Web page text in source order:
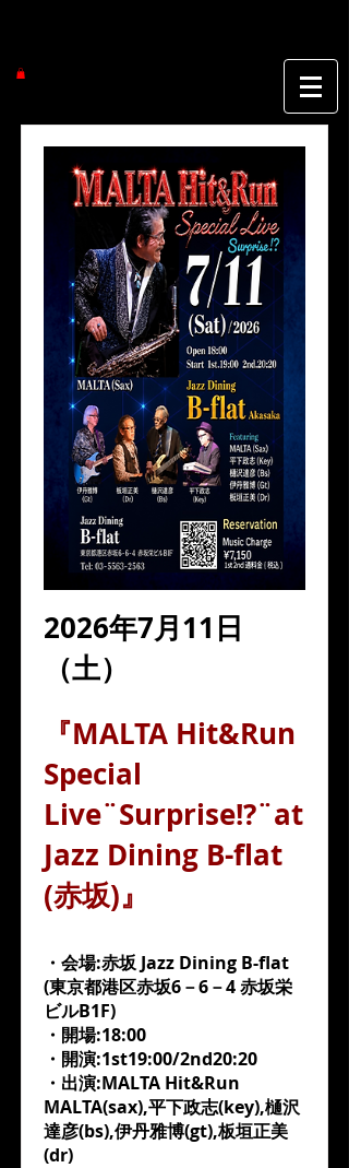
2026年7月11日
（土）
『MALTA Hit&Run
Special
Live¨Surprise!?¨at
Jazz Dining B-flat
(赤坂)』
・会場:赤坂 Jazz Dining B-flat
(東京都港区赤坂6－6－4 赤坂栄
ビルB1F)
・開場:18:00
・開演:1st19:00/2nd20:20
・出演:MALTA Hit&Run
MALTA(sax),平下政志(key),樋沢
達彦(bs),伊丹雅博(gt),板垣正美
(dr)